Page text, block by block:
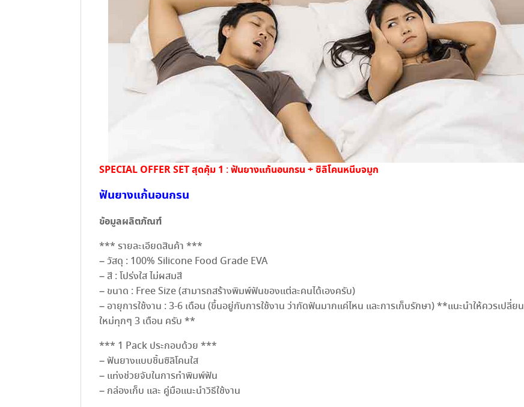
SPECIAL OFFER SET สุดคุ้ม 1 :ฟันยางแก้นอนกรน + ซิลิโคนหนีบจมูก
ฟันยางแก้นอนกรน
ข้อมูลผลิตภัณฑ์
*** รายละเอียดสินค้า ***
– วัสดุ : 100% Silicone Food Grade EVA
– สี : โปร่งใส ไม่ผสมสี
– ขนาด : Free Size (สามารถสร้างพิมพ์ฟันของแต่ละคนได้เองครับ)
– อายุการใช้งาน : 3-6 เดือน (ขึ้นอยู่กับการใช้งาน ว่ากัดฟันมากแค่ไหน และการเก็บรักษา) **แนะนำให้ควรเปลี่ยน
ใหม่ทุกๆ 3 เดือน ครับ **
*** 1 Pack ประกอบด้วย ***
– ฟันยางแบบชิ้นซิลิโคนใส
– แท่งช่วยจับในการทำพิมพ์ฟัน
– กล่องเก็บ และ คู่มือแนะนำวิธีใช้งาน